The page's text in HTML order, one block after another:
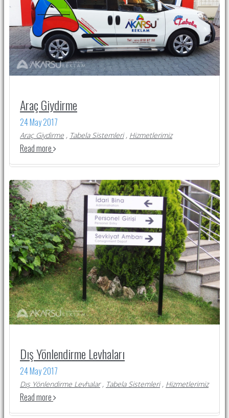
Araç Giydirme
24 May 2017
Araç Giydirme , Tabela Sistemleri, Hizmetlerimiz
Read more
Dış Yönlendirme Levhaları
24 May 2017
Dış Yönlendirme Levhalar, Tabela Sistemleri, Hizmetlerimiz
Read more